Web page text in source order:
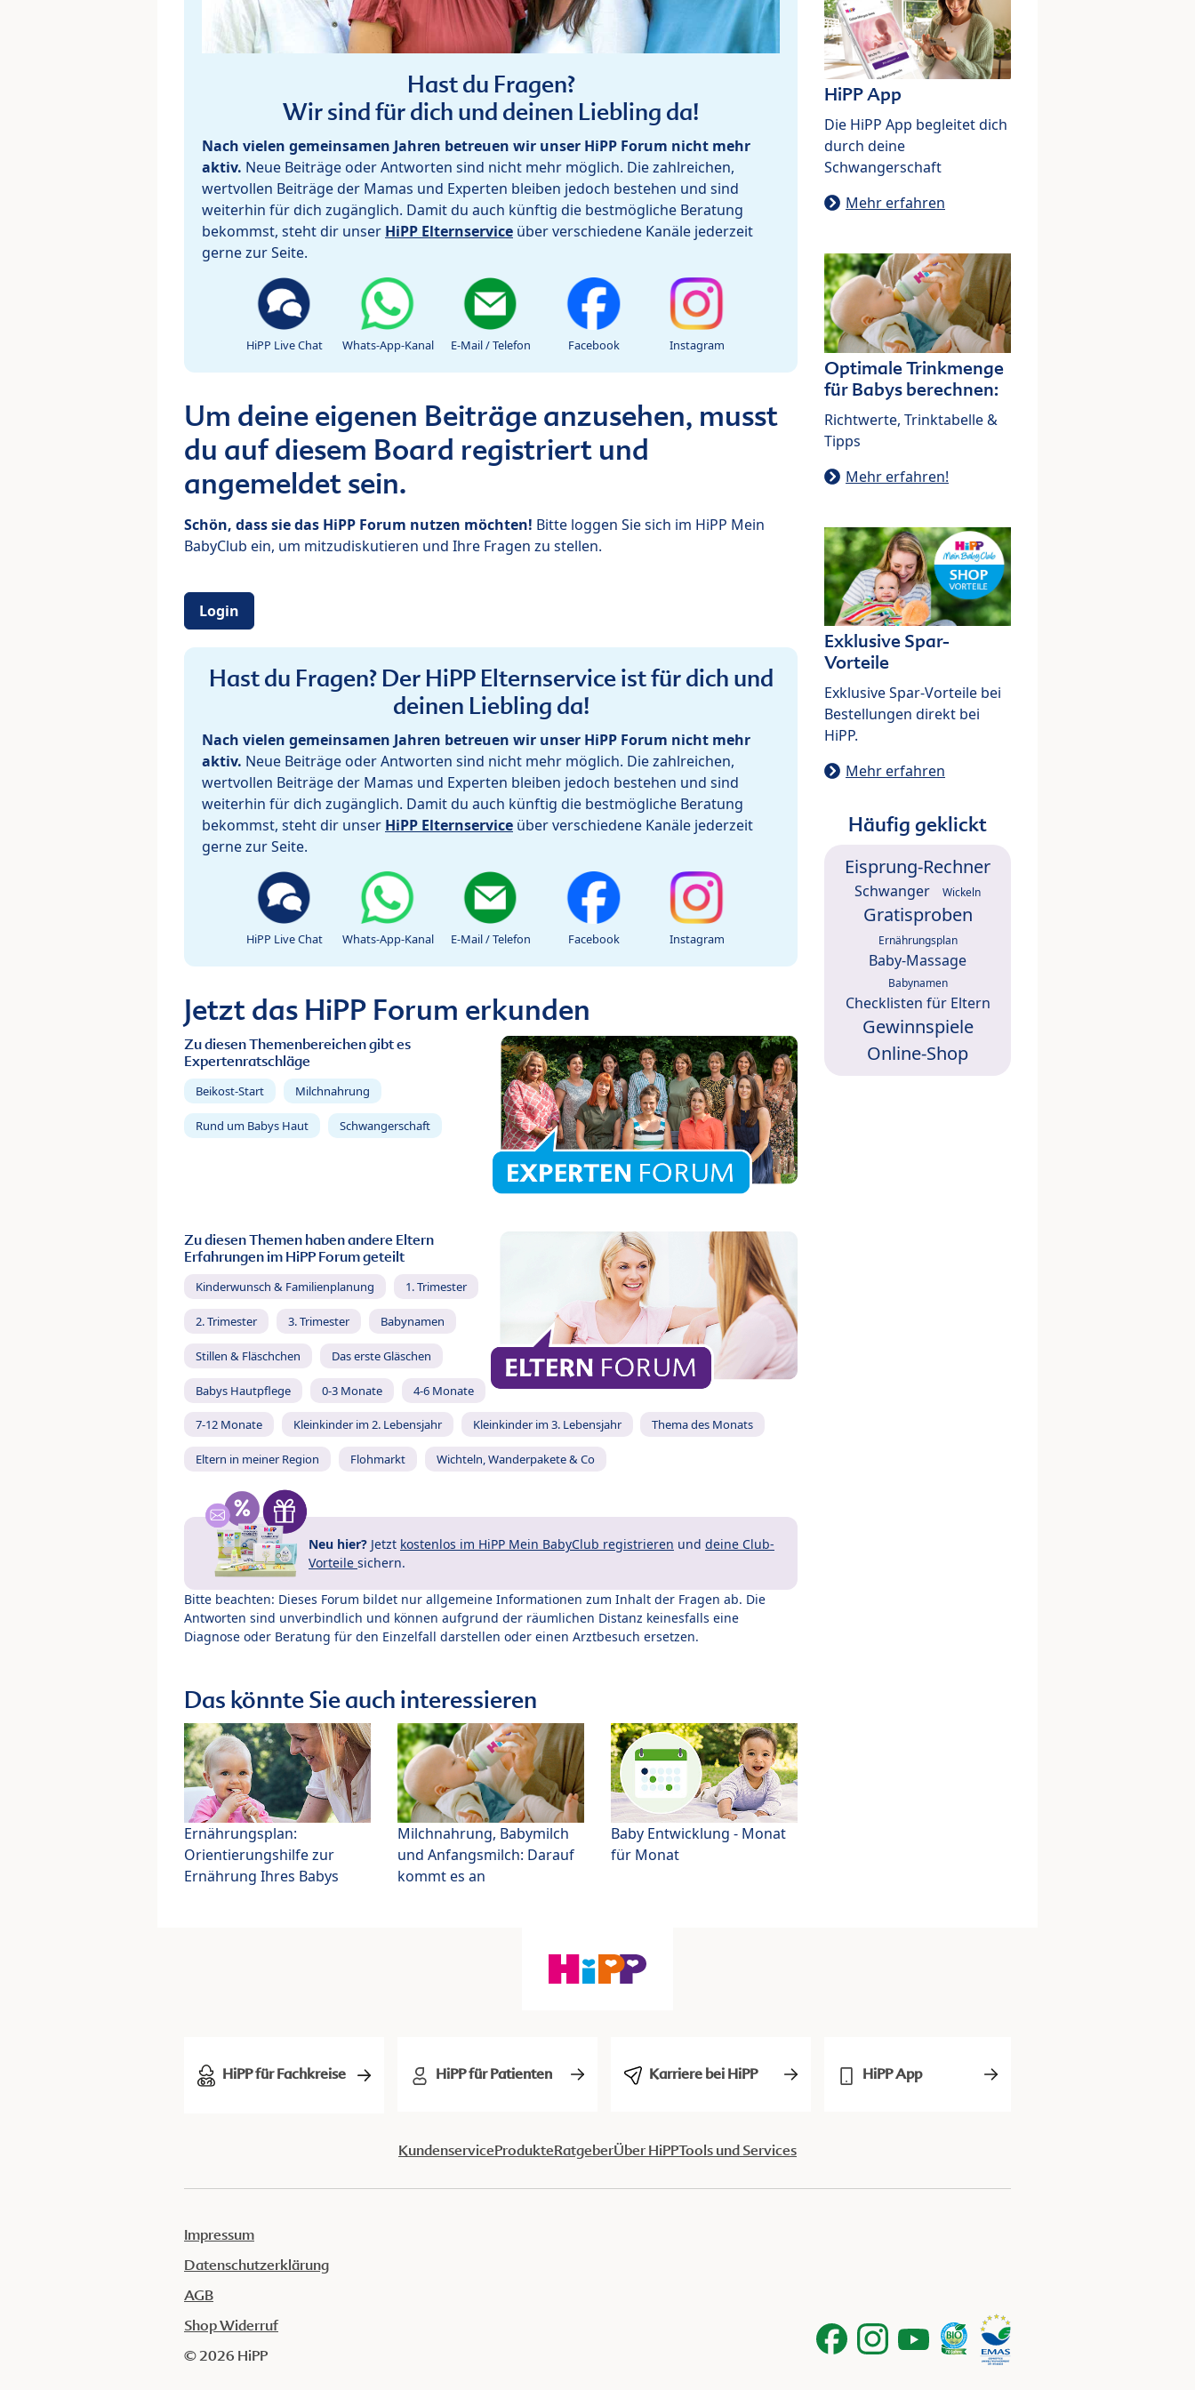
Hast du Fragen?
Wir sind für dich und deinen Liebling da!
Nach vielen gemeinsamen Jahren betreuen wir unser HiPP Forum nicht mehr
aktiv. Neue Beiträge oder Antworten sind nicht mehr möglich. Die zahlreichen,
wertvollen Beiträge der Mamas und Experten bleiben jedoch bestehen und sind
weiterhin für dich zugänglich. Damit du auch künftig die bestmögliche Beratung
bekommst, steht dir unser HiPP Elternservice über verschiedene Kanäle jederzeit
gerne zur Seite.
HiPP Live Chat Whats-App-Kanal E-Mail / Telefon Facebook Instagram
Um deine eigenen Beiträge anzusehen, musst
du auf diesem Board registriert und
angemeldet sein.
Schön, dass sie das HiPP Forum nutzen möchten! Bitte loggen Sie sich im HiPP Mein
BabyClub ein, um mitzudiskutieren und Ihre Fragen zu stellen.
Login
Hast du Fragen? Der HiPP Elternservice ist für dich und
deinen Liebling da!
Nach vielen gemeinsamen Jahren betreuen wir unser HiPP Forum nicht mehr
aktiv. Neue Beiträge oder Antworten sind nicht mehr möglich. Die zahlreichen,
wertvollen Beiträge der Mamas und Experten bleiben jedoch bestehen und sind
weiterhin für dich zugänglich. Damit du auch künftig die bestmögliche Beratung
bekommst, steht dir unser HiPP Elternservice über verschiedene Kanäle jederzeit
gerne zur Seite.
HiPP Live Chat Whats-App-Kanal E-Mail / Telefon Facebook Instagram
Jetzt das HiPP Forum erkunden
Zu diesen Themenbereichen gibt es
Expertenratschläge
Beikost-Start Milchnahrung
Rund um Babys Haut Schwangerschaft
Zu diesen Themen haben andere Eltern
Erfahrungen im HiPP Forum geteilt
Kinderwunsch & Familienplanung 1. Trimester
2. Trimester 3. Trimester Babynamen
Stillen & Fläschchen Das erste Gläschen
Babys Hautpflege 0-3 Monate 4-6 Monate
7-12 Monate Kleinkinder im 2. Lebensjahr Kleinkinder im 3. Lebensjahr Thema des Monats
Eltern in meiner Region Flohmarkt Wichteln, Wanderpakete & Co
Neu hier? Jetzt kostenlos im HiPP Mein BabyClub registrieren und deine Club-
Vorteile sichern.
Bitte beachten: Dieses Forum bildet nur allgemeine Informationen zum Inhalt der Fragen ab. Die
Antworten sind unverbindlich und können aufgrund der räumlichen Distanz keinesfalls eine
Diagnose oder Beratung für den Einzelfall darstellen oder einen Arztbesuch ersetzen.
Das könnte Sie auch interessieren
Ernährungsplan:
Orientierungshilfe zur
Ernährung Ihres Babys
Milchnahrung, Babymilch
und Anfangsmilch: Darauf
kommt es an
Baby Entwicklung - Monat
für Monat
HiPP App
Die HiPP App begleitet dich
durch deine
Schwangerschaft
Mehr erfahren
Optimale Trinkmenge
für Babys berechnen:
Richtwerte, Trinktabelle &
Tipps
Mehr erfahren!
Exklusive Spar-
Vorteile
Exklusive Spar-Vorteile bei
Bestellungen direkt bei
HiPP.
Mehr erfahren
Häufig geklickt
Eisprung-Rechner
Schwanger Wickeln
Gratisproben
Ernährungsplan
Baby-Massage
Babynamen
Checklisten für Eltern
Gewinnspiele
Online-Shop
HiPP für Fachkreise HiPP für Patienten Karriere bei HiPP HiPP App
KundenserviceProdukteRatgeberÜber HiPPTools und Services
Impressum
Datenschutzerklärung
AGB
Shop Widerruf
© 2026 HiPP